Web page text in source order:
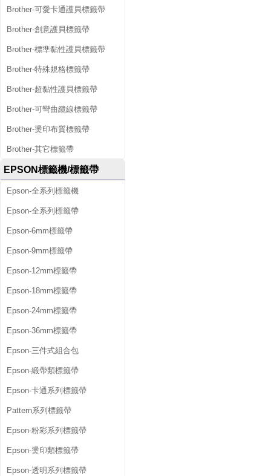
Brother-可愛卡通護貝標籤帶
Brother-創意護貝標籤帶
Brother-標準黏性護貝標籤帶
Brother-特殊規格標籤帶
Brother-超黏性護貝標籤帶
Brother-可彎曲纜線標籤帶
Brother-燙印布質標籤帶
Brother-其它標籤帶
EPSON標籤機/標籤帶
Epson-全系列標籤機
Epson-全系列標籤帶
Epson-6mm標籤帶
Epson-9mm標籤帶
Epson-12mm標籤帶
Epson-18mm標籤帶
Epson-24mm標籤帶
Epson-36mm標籤帶
Epson-三件式組合包
Epson-緞帶類標籤帶
Epson-卡通系列標籤帶
Pattern系列標籤帶
Epson-粉彩系列標籤帶
Epson-燙印類標籤帶
Epson-透明系列標籤帶